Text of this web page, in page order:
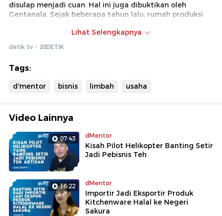
disulap menjadi cuan. Hal ini juga dibuktikan oleh
Gentanala. Sejak beberapa tahun lalu, rumah produksi
berharga. Tidak hanya menjangkau pasar lokal, produk-
produk buatan mereka kini bisa ditemukan di berbagai
belahan dunia.
Bagaimana kisahnya, simak selengkapnya di d'Mentor on
Lihat Selengkapnya
detik tv - 20DETIK
Tags:
d'mentor bisnis limbah usaha
Video Lainnya
07:43 dMentor
Kisah Pilot Helikopter Banting Setir
Jadi Pebisnis Teh
16:22 dMentor
Importir Jadi Eksportir Produk
Kitchenware Halal ke Negeri
Sakura